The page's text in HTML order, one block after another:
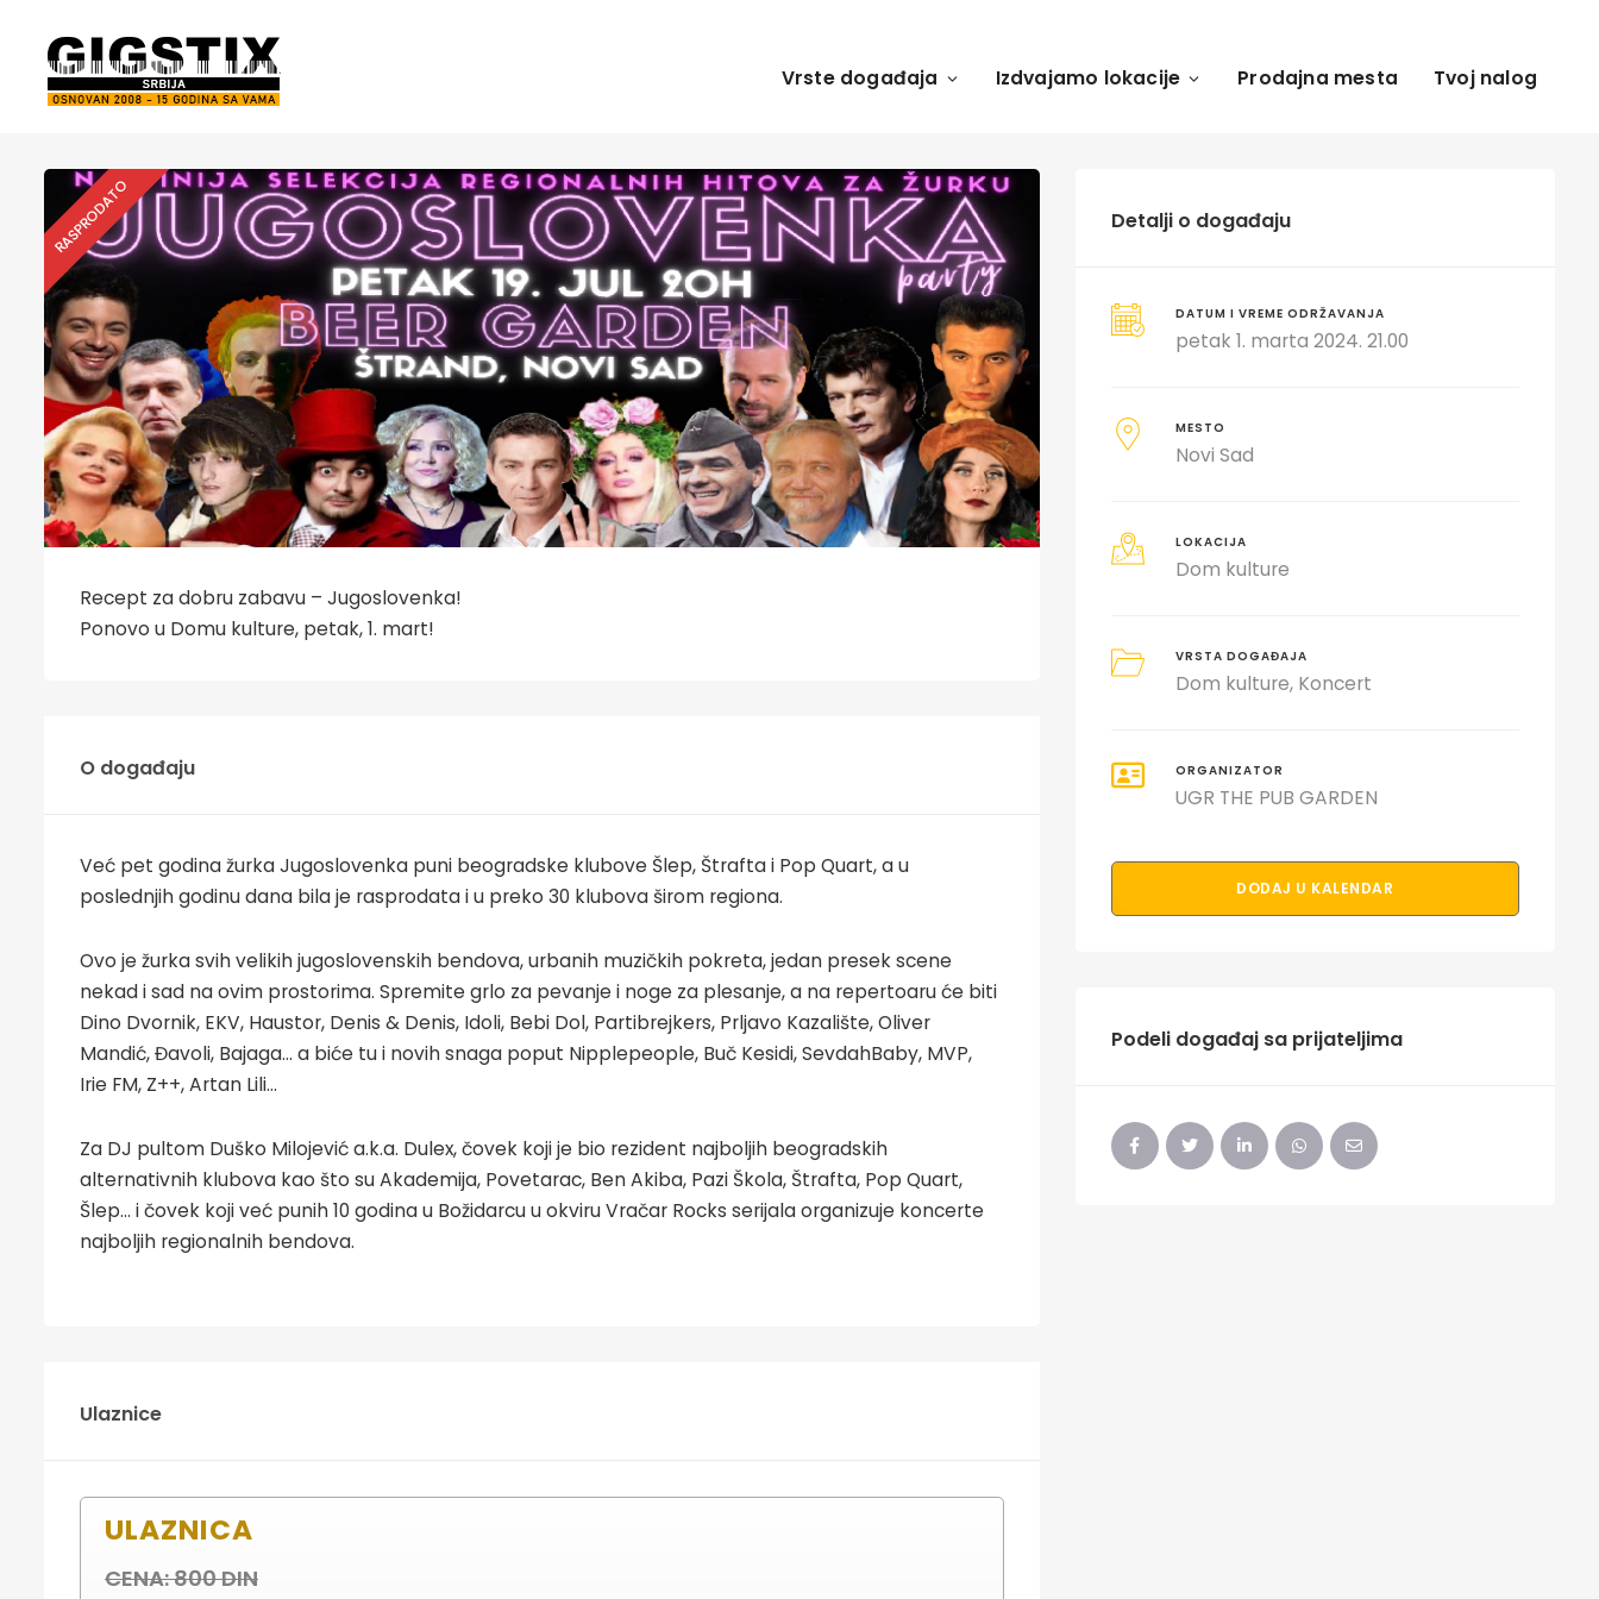
Vrste događaja Izdvajamo lokacije Prodajna mesta Tvoj nalog
RASPRODATO
Recept za dobru zabavu – Jugoslovenka!
Ponovo u Domu kulture, petak, 1. mart!
O događaju
Već pet godina žurka Jugoslovenka puni beogradske klubove Šlep, Štrafta i Pop Quart, a u
poslednjih godinu dana bila je rasprodata i u preko 30 klubova širom regiona.
Ovo je žurka svih velikih jugoslovenskih bendova, urbanih muzičkih pokreta, jedan presek scene
nekad i sad na ovim prostorima. Spremite grlo za pevanje i noge za plesanje, a na repertoaru će biti
Dino Dvornik, EKV, Haustor, Denis & Denis, Idoli, Bebi Dol, Partibrejkers, Prljavo Kazalište, Oliver
Mandić, Đavoli, Bajaga... a biće tu i novih snaga poput Nipplepeople, Buč Kesidi, SevdahBaby, MVP,
Irie FM, Z++, Artan Lili...
Za DJ pultom Duško Milojević a.k.a. Dulex, čovek koji je bio rezident najboljih beogradskih
alternativnih klubova kao što su Akademija, Povetarac, Ben Akiba, Pazi Škola, Štrafta, Pop Quart,
Šlep... i čovek koji već punih 10 godina u Božidarcu u okviru Vračar Rocks serijala organizuje koncerte
najboljih regionalnih bendova.
Ulaznice
ULAZNICA
CENA: 800 DIN
Detalji o događaju
DATUM I VREME ODRŽAVANJA
petak 1. marta 2024. 21.00
MESTO
Novi Sad
LOKACIJA
Dom kulture
VRSTA DOGAĐAJA
Dom kulture Koncert
ORGANIZATOR
UGR THE PUB GARDEN
DODAJ U KALENDAR
Podeli događaj sa prijateljima